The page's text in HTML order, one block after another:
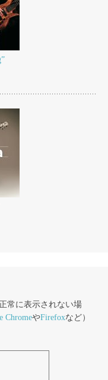
常に表示されない場
ChromeやFirefoxなど）